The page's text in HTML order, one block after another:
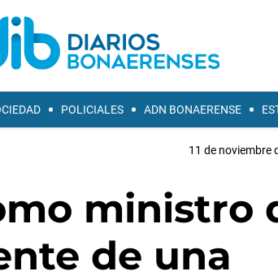
POLICIALES ADN BONAERENSE
11 de noviembre
ministro
de una